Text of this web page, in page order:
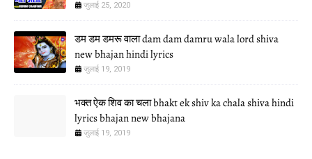
जुलाई 25, 2020
डम डम डमरू वाला dam dam damru wala lord shiva
new bhajan hindi lyrics
जुलाई 19, 2019
भक्त ऐक शिव का चला bhakt ek shiv ka chala shiva hindi
lyrics bhajan new bhajana
जुलाई 19, 2019